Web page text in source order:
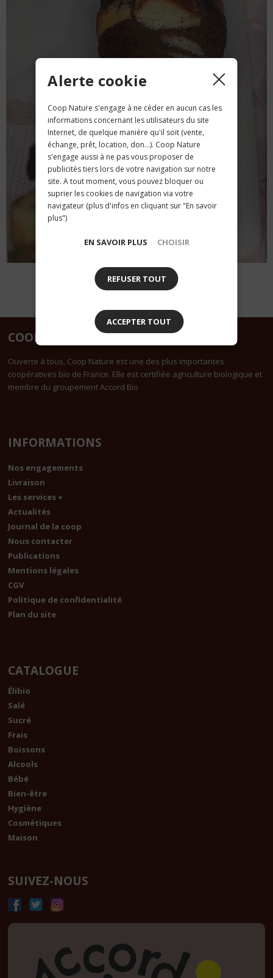
COOPNATURE
Ouverte à tous, Coop Nature est une des plus importantes
coopératives bio de France. Elle est certifiée agriculture biologique et
membre du groupement Accord Bio
INFORMATIONS
Nos engagements
Livraison
Les services +
Actualités
Journal de la coop
Nous contacter
Publications
Mentions légales
CGV
Politique de confidentialité
Plan du site
CATALOGUE
Élibio
Salé
Sucré
Frais
Boissons
Alcools
Bébé
Bien-être
Hygiène
Cosmétiques
Maison
SUIVEZ-NOUS
Alerte cookie
Coop Nature s'engage à ne céder en aucun cas les
informations concernant les utilisateurs du site
Internet, de quelque manière qu'il soit (vente,
échange, prêt, location, don...). Coop Nature
s'engage aussi à ne pas vous proposer de
publicités tiers lors de votre navigation sur notre
site. A tout moment, vous pouvez bloquer ou
suprier les cookies de navigation via votre
navigateur (plus d'infos en cliquant sur "En savoir
plus")
EN SAVOIR PLUS CHOISIR
REFUSER TOUT
ACCEPTER TOUT